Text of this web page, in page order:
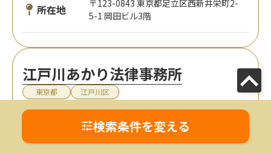
所在地
〒123-0843 東京都足立区西新井栄町2-
5-1 岡田ビル3階
江戸川あかり法律事務所
東京都 江戸川区
都営地下鉄「船堀駅」徒歩3分
検索条件を変える